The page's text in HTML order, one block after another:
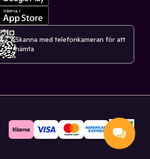
Skanna med telefonkameran för att
hämta